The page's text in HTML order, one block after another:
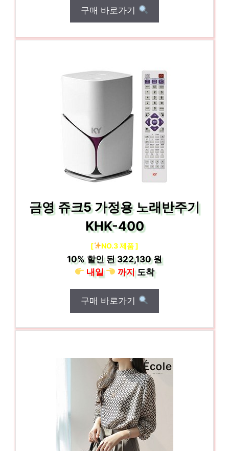
구매 바로가기
금영 쥬크5 가정용 노래반주기
KHK-400
[ NO.3 제품 ]
10% 할인 된322,130 원
내일
까지도착
구매 바로가기